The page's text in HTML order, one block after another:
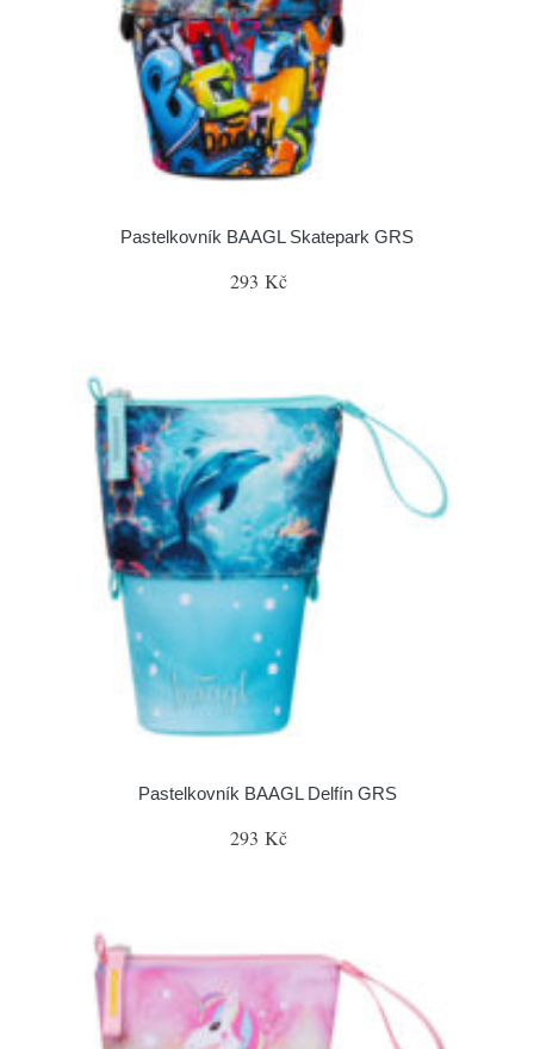
Pastelkovník BAAGL Skatepark GRS
293 Kč
Pastelkovník BAAGL Delfín GRS
293 Kč